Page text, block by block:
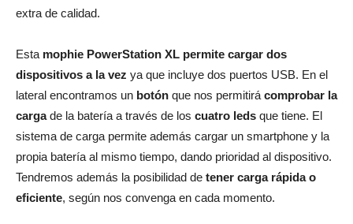
extra de calidad.
Esta mophie PowerStation XL permite cargar dos
dispositivos a la vez ya que incluye dos puertos USB. En el
lateral encontramos un botón que nos permitirá comprobar la
cargade la batería a través de los cuatro leds que tiene. El
sistema de carga permite además cargar un smartphone y la
propia batería al mismo tiempo, dando prioridad al dispositivo.
Tendremos además la posibilidad de tener carga rápida o
eficiente, según nos convenga en cada momento.